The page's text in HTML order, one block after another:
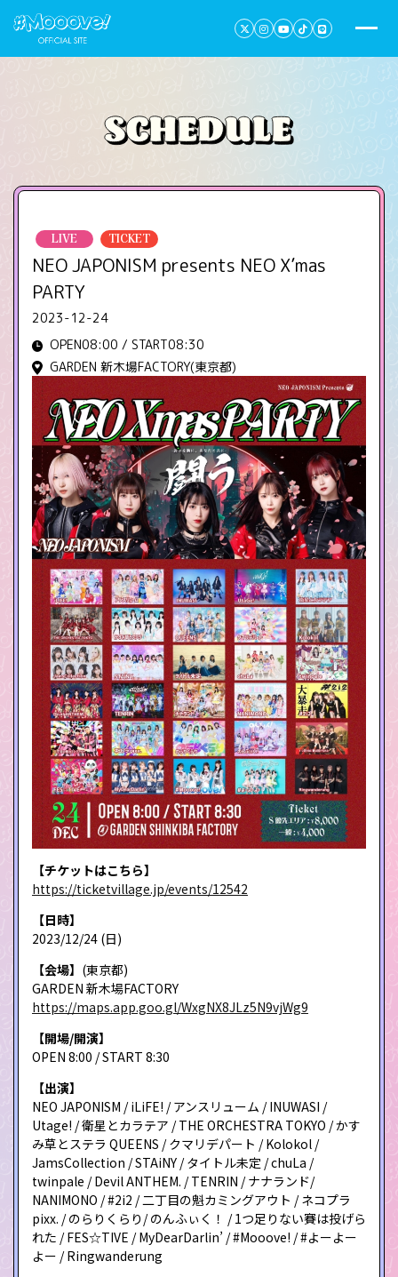
LIVE TICKET
NEO JAPONISM presents NEO X’mas
PARTY
2023-12-24
OPEN08:00 / START08:30
GARDEN 新木場FACTORY(東京都)
【チケットはこちら】
https://ticketvillage.jp/events/12542
【日時】
2023/12/24 (日)
【会場】 (東京都)
GARDEN 新木場FACTORY
https://maps.app.goo.gl/WxgNX8JLz5N9vjWg9
【開場/開演】
OPEN 8:00 / START 8:30
【出演】
NEO JAPONISM / iLiFE! / アンスリューム / INUWASI /
Utage! / 衛星とカラテア / THE ORCHESTRA TOKYO / かす
み草とステラ QUEENS / クマリデパート / Kolokol /
JamsCollection / STAiNY / タイトル未定 / chuLa /
twinpale / Devil ANTHEM. / TENRIN / ナナランド/
NANIMONO / #2i2 / 二丁目の魁カミングアウト / ネコプラ
pixx. / のらりくらり/ のんふぃく！ / 1つ足りない賽は投げら
れた / FES☆TIVE / MyDearDarlin’ / #Mooove! / #よーよー
よー / Ringwanderung